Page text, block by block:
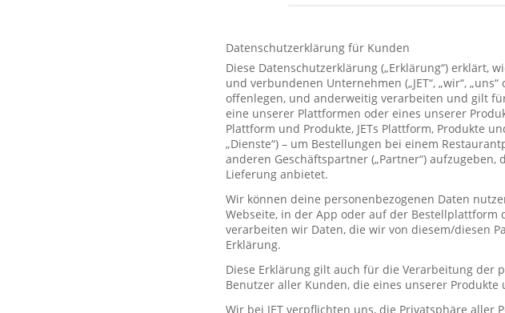
Datenschutzerklärung für Kunden
Diese Datenschutzerklärung („Erklärung“) erklärt,
und verbundenen Unternehmen („JET“, „wir“,
offenlegen, und anderweitig verarbeiten und gilt
eine unserer Plattformen oder eines unserer
Plattform und Produkte, JETs Plattform, Produkte
„Dienste“) – um Bestellungen bei einem
anderen Geschäftspartner („Partner“)
Lieferung anbietet.
Wir können deine personenbezogenen Daten
Webseite, in der App oder auf der Bestellplattform
verarbeiten wir Daten, die wir von diesem/diesen
Erklärung.
Diese Erklärung gilt auch für die Verarbeitung der
Benutzer aller Kunden, die eines unserer
Wir bei JET verpflichten uns, die Privatsphäre aller